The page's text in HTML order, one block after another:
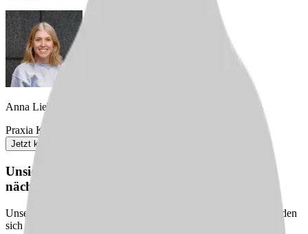
Anna Liebig
Praxia Karriereberaterin
Jetzt kostenlos anfordern
Unsicher? Wir beraten dich kostenlos zu deinem
nächsten Karriereschritt
Unsere Karriereberater finden passende Jobs für dich – und melden
sich persönlich bei dir zurück.